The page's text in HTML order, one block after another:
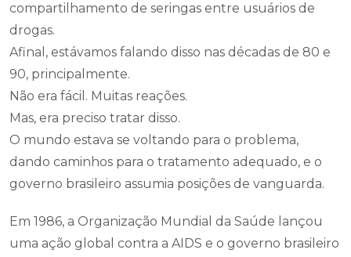
compartilhamento de seringas entre usuários de
drogas.
Afinal, estávamos falando disso nas décadas de 80 e
90, principalmente.
Não era fácil. Muitas reações.
Mas, era preciso tratar disso.
O mundo estava se voltando para o problema,
dando caminhos para o tratamento adequado, e o
governo brasileiro assumia posições de vanguarda.
Em 1986, a Organização Mundial da Saúde lançou
uma ação global contra a AIDS e o governo brasileiro